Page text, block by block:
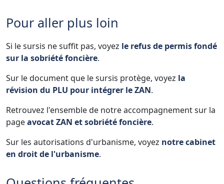
Pour aller plus loin
Si le sursis ne suffit pas, voyez le refus de permis fondé
sur la sobriété foncière.
Sur le document que le sursis protège, voyez la
révision du PLU pour intégrer le ZAN.
Retrouvez l'ensemble de notre accompagnement sur la
pageavocat ZAN et sobriété foncière.
Sur les autorisations d'urbanisme, voyez notre cabinet
en droit de l'urbanisme.